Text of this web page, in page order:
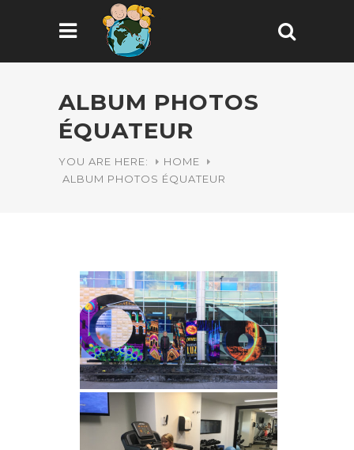
ALBUM PHOTOS
ÉQUATEUR
YOU ARE HERE:
HOME
ALBUM PHOTOS ÉQUATEUR